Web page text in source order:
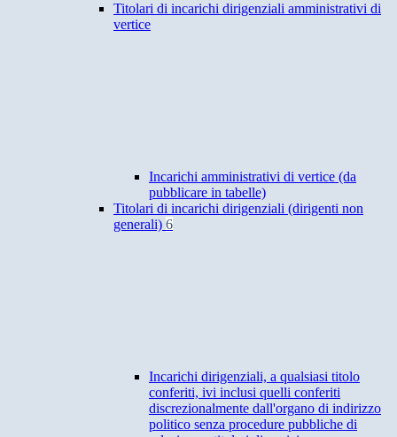
Titolari di incarichi dirigenziali amministrativi di
vertice
Incarichi amministrativi di vertice (da
pubblicare in tabelle)
Titolari di incarichi dirigenziali (dirigenti non
generali) 6
Incarichi dirigenziali, a qualsiasi titolo
conferiti, ivi inclusi quelli conferiti
discrezionalmente dall'organo di indirizzo
politico senza procedure pubbliche di